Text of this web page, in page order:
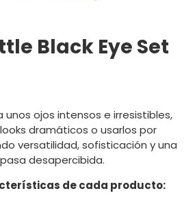
Black Eye Set
unos ojos intensos e irresistibles,
dramáticos o usarlos por
versatilidad, sofisticación y una
desapercibida.
de cada producto: